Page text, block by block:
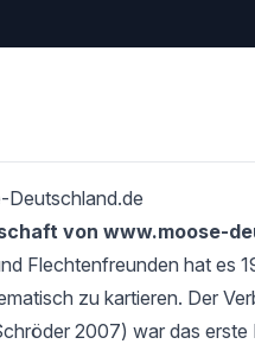
Deutschland.de
von www.moose-
Flechtenfreunden hat es
zu kartieren. Der
2007) war das